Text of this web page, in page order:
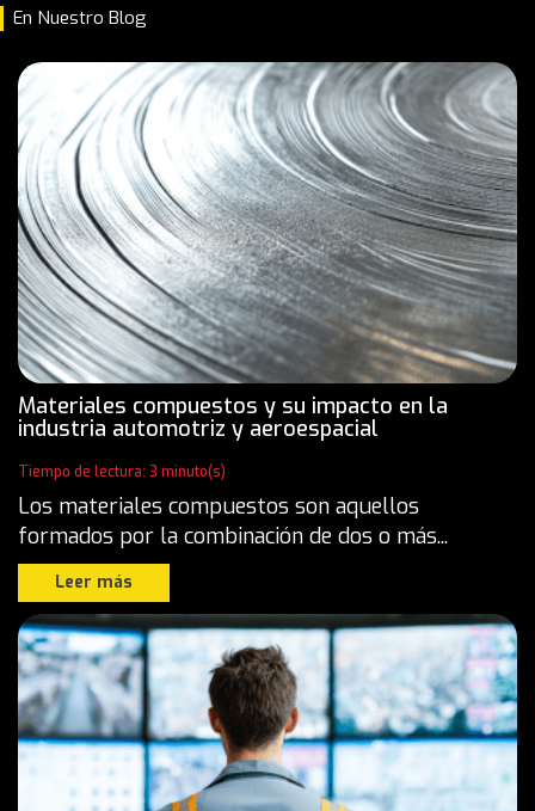
En Nuestro Blog
Materiales compuestos y su impacto en la
industria automotriz y aeroespacial
Tiempo de lectura: 3 minuto(s)
Los materiales compuestos son aquellos
formados por la combinación de dos o más...
Leer más